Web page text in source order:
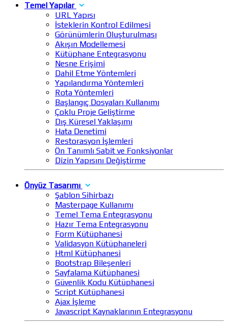
Temel Yapılar
URL Yapısı
İsteklerin Kontrol Edilmesi
Görünümlerin Oluşturulması
Akışın Modellemesi
Kütüphane Entegrasyonu
Nesne Erişimi
Dahil Etme Yöntemleri
Yapılandırma Yöntemleri
Rota Yöntemleri
Başlangıç Dosyaları Kullanımı
Çoklu Proje Geliştirme
Dış Küresel Yaklaşımı
Hata Denetimi
Restorasyon İşlemleri
Ön Tanımlı Sabit ve Fonksiyonlar
Dizin Yapısını Değiştirme
Önyüz Tasarımı
Şablon Sihirbazı
Masterpage Kullanımı
Temel Tema Entegrasyonu
Hazır Tema Entegrasyonu
Form Kütüphanesi
Validasyon Kütüphaneleri
Html Kütüphanesi
Bootstrap Bileşenleri
Sayfalama Kütüphanesi
Güvenlik Kodu Kütüphanesi
Script Kütüphanesi
Ajax İşleme
Javascript Kaynaklarının Entegrasyonu